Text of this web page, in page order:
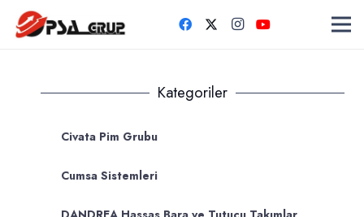
Kategoriler
Civata Pim Grubu
Cumsa Sistemleri